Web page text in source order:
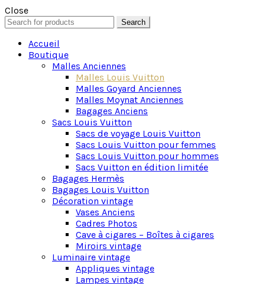
Close
Search
for:
Search
Accueil
Boutique
Malles Anciennes
Malles Louis Vuitton
Malles Goyard Anciennes
Malles Moynat Anciennes
Bagages Anciens
Sacs Louis Vuitton
Sacs de voyage Louis Vuitton
Sacs Louis Vuitton pour femmes
Sacs Louis Vuitton pour hommes
Sacs Vuitton en édition limitée
Bagages Hermès
Bagages Louis Vuitton
Décoration vintage
Vases Anciens
Cadres Photos
Cave à cigares – Boîtes à cigares
Miroirs vintage
Luminaire vintage
Appliques vintage
Lampes vintage